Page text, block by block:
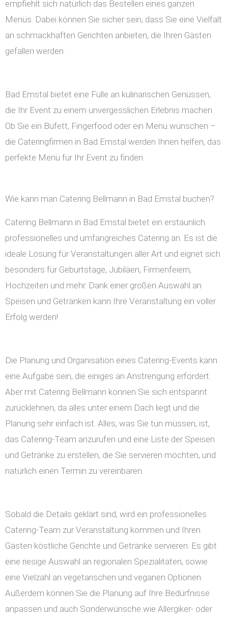
empfiehlt sich natürlich das Bestellen eines ganzen
Menüs. Dabei können Sie sicher sein, dass Sie eine Vielfalt
an schmackhaften Gerichten anbieten, die Ihren Gästen
gefallen werden.
Bad Emstal bietet eine Fülle an kulinarischen Genüssen,
die Ihr Event zu einem unvergesslichen Erlebnis machen.
Ob Sie ein Büfett, Fingerfood oder ein Menü wünschen –
die Cateringfirmen in Bad Emstal werden Ihnen helfen, das
perfekte Menü für Ihr Event zu finden.
Wie kann man Catering Bellmann in Bad Emstal buchen?
Catering Bellmann in Bad Emstal bietet ein erstaunlich
professionelles und umfangreiches Catering an. Es ist die
ideale Lösung für Veranstaltungen aller Art und eignet sich
besonders für Geburtstage, Jubiläen, Firmenfeiern,
Hochzeiten und mehr. Dank einer großen Auswahl an
Speisen und Getränken kann Ihre Veranstaltung ein voller
Erfolg werden!
Die Planung und Organisation eines Catering-Events kann
eine Aufgabe sein, die einiges an Anstrengung erfordert.
Aber mit Catering Bellmann können Sie sich entspannt
zurücklehnen, da alles unter einem Dach liegt und die
Planung sehr einfach ist. Alles, was Sie tun müssen, ist,
das Catering-Team anzurufen und eine Liste der Speisen
und Getränke zu erstellen, die Sie servieren möchten, und
natürlich einen Termin zu vereinbaren.
Sobald die Details geklärt sind, wird ein professionelles
Catering-Team zur Veranstaltung kommen und Ihren
Gästen köstliche Gerichte und Getränke servieren. Es gibt
eine riesige Auswahl an regionalen Spezialitäten, sowie
eine Vielzahl an vegetarischen und veganen Optionen.
Außerdem können Sie die Planung auf Ihre Bedürfnisse
anpassen und auch Sonderwünsche wie Allergiker- oder